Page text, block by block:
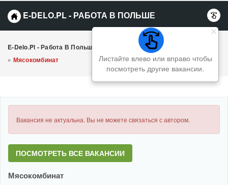
E-DELO.PL - РАБОТА В ПОЛЬШЕ
Листайте влево или вправо чтобы
посмотреть другие вакансии.
E-Delo.pl - Работа В Польше Вакансии
Производство
» Мясокомбинат
Вакансия не актуальна. Вы не можете связаться с автором.
ПОСМОТРЕТЬ ВСЕ ВАКАНСИИ
Мясокомбинат